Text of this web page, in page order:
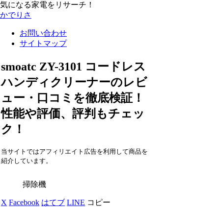
気になる家電をリサーチ！
かでりさ
お問い合わせ
サイトマップ
smoatc ZY-3101 コードレス
ハンディクリーナーのレビ
ュー・口コミを徹底検証！
性能や評価、評判もチェッ
ク！
当サイトではアフィリエイト広告を利用して商品を
紹介しています。
掃除機
X Facebook はてブ LINE コピー